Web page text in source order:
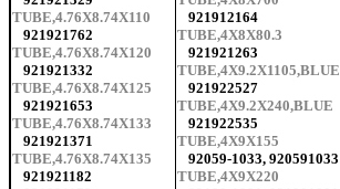
TUBE,4.76X8.74X110
921921762
TUBE,4.76X8.74X120
921921332
TUBE,4.76X8.74X125
921921653
TUBE,4.76X8.74X133
921921371
TUBE,4.76X8.74X135
921921182
921912164
TUBE,4X8X80.3
921921263
TUBE,4X9.2X1105,BLUE
921922527
TUBE,4X9.2X240,BLUE
921922535
TUBE,4X9X155
92059-1033, 920591033
TUBE,4X9X220